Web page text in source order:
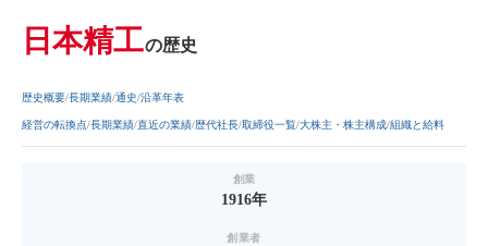
日本精工の歴史
歴史概要 長期業績 通史 沿革年表
経営の転換点 長期業績 直近の業績 歴代社長 取締役一覧 大株主・株主構成 組織と給料
創業
1916年
創業者